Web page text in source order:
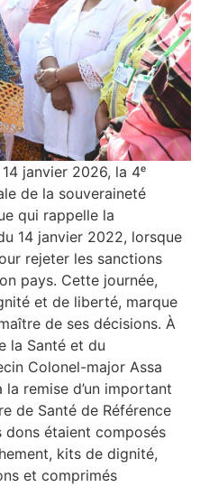
janvier 2026, la 4ᵉ
de la souveraineté
qui rappelle la
14 janvier 2022, lorsque
rejeter les sanctions
pays. Cette journée,
et de liberté, marque
de ses décisions. À
la Santé et du
Colonel-major Assa
la remise d’un important
de Santé de Référence
dons étaient composés
kits de dignité,
et comprimés